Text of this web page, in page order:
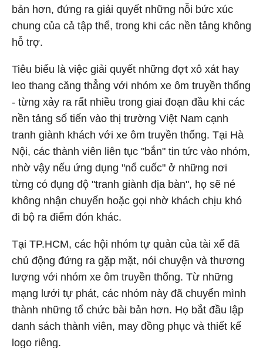
bản hơn, đứng ra giải quyết những nỗi bức xúc
chung của cả tập thể, trong khi các nền tảng không
hỗ trợ.
Tiêu biểu là việc giải quyết những đợt xô xát hay
leo thang căng thẳng với nhóm xe ôm truyền thống
- từng xảy ra rất nhiều trong giai đoạn đầu khi các
nền tảng số tiến vào thị trường Việt Nam cạnh
tranh giành khách với xe ôm truyền thống. Tại Hà
Nội, các thành viên liên tục "bắn" tin tức vào nhóm,
nhờ vậy nếu ứng dụng "nổ cuốc" ở những nơi
từng có đụng độ "tranh giành địa bàn", họ sẽ né
không nhận chuyến hoặc gọi nhờ khách chịu khó
đi bộ ra điểm đón khác.
Tại TP.HCM, các hội nhóm tự quản của tài xế đã
chủ động đứng ra gặp mặt, nói chuyện và thương
lượng với nhóm xe ôm truyền thống. Từ những
mạng lưới tự phát, các nhóm này đã chuyển mình
thành những tổ chức bài bản hơn. Họ bắt đầu lập
danh sách thành viên, may đồng phục và thiết kế
logo riêng.